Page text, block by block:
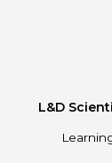
L&D